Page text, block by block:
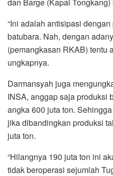
dan Barge (Kapal
“Ini adalah antisipasi
batubara. Nah, dengan
(pemangkasan RKAB) tentu
ungkapnya.
Darmansyah juga
INSA, anggap saja produksi
angka 600 juta ton.
jika dibandingkan produksi
juta ton.
“Hilangnya 190 juta ton ini
tidak beroperasi sejumlah